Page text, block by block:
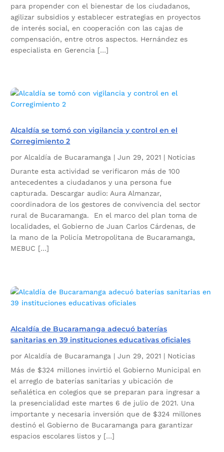
para propender con el bienestar de los ciudadanos,
agilizar subsidios y establecer estrategias en proyectos
de interés social, en cooperación con las cajas de
compensación, entre otros aspectos. Hernández es
especialista en Gerencia […]
Alcaldía se tomó con vigilancia y control en el
Corregimiento 2
porAlcaldía de Bucaramanga |Jun 29, 2021 | Noticias
Durante esta actividad se verificaron más de 100
antecedentes a ciudadanos y una persona fue
capturada. Descargar audio: Aura Almanzar,
coordinadora de los gestores de convivencia del sector
rural de Bucaramanga. En el marco del plan toma de
localidades, el Gobierno de Juan Carlos Cárdenas, de
la mano de la Policía Metropolitana de Bucaramanga,
MEBUC […]
Alcaldía de Bucaramanga adecuó baterías
sanitarias en 39 instituciones educativas oficiales
por Alcaldía de Bucaramanga |Jun 29, 2021 | Noticias
Más de $324 millones invirtió el Gobierno Municipal en
el arreglo de baterías sanitarias y ubicación de
señalética en colegios que se preparan para ingresar a
la presencialidad este martes 6 de julio de 2021. Una
importante y necesaria inversión que de $324 millones
destinó el Gobierno de Bucaramanga para garantizar
espacios escolares listos y […]